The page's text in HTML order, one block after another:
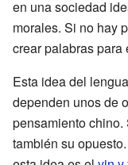
en una sociedad
morales. Si no hay
crear palabras para
Esta idea del
dependen unos de
pensamiento
también su